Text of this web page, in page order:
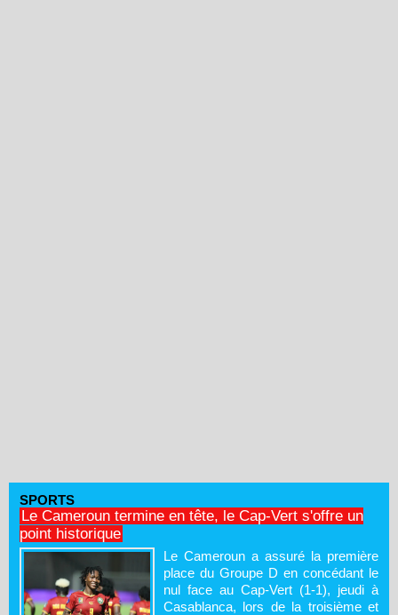
SPORTS
Le Cameroun termine en tête, le Cap-Vert s'offre un
point historique
Le Cameroun a assuré la première
place du Groupe D en concédant le
nul face au Cap-Vert (1-1), jeudi à
Casablanca, lors de la troisième et